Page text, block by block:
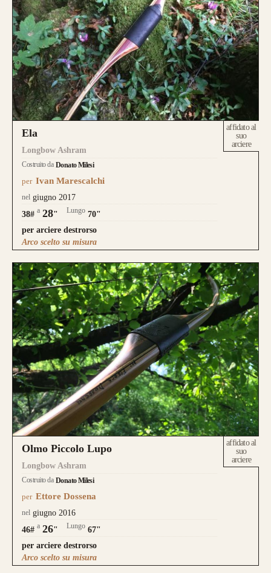
Ela
Longbow Ashram
Costruito da Donato Milesi
per Ivan Marescalchi
nel giugno 2017
38# a 28" Lungo 70"
per arciere destrorso
affidato al
suo
arciere
Arco scelto su misura
Olmo Piccolo Lupo
Longbow Ashram
Costruito da Donato Milesi
per Ettore Dossena
nel giugno 2016
46# a 26" Lungo 67"
per arciere destrorso
affidato al
suo
arciere
Arco scelto su misura